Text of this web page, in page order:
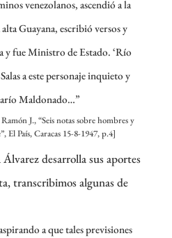
venezolanos, ascendió a la
Guayana, escribió versos y
y fue Ministro de Estado. ‘Río
a este personaje inquieto y
Maldonado…”
J., “Seis notas sobre hombres y
El País, Caracas 15-8-1947, p.4]
desarrolla sus aportes
transcribimos algunas de
a que tales previsiones